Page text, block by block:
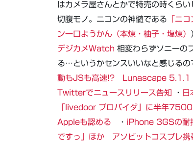
はカメラ屋さんとかで特売の時くら
切腹モノ。ニコンの神髄である 「ニ
ン一口ようかん（本煉・柚子・塩煉）
デジカメWatch 相変わらずソニーの
る…というかセンスいいなと感じるの
動もJSも高速!? Lunascape 5.1.1
Twitterでニュースリリース告知
・
「livedoor プロバイダ」に半年
Appleも認める ・ iPhone 3GSの耐
ですっ」ほか アソビットコスプレ